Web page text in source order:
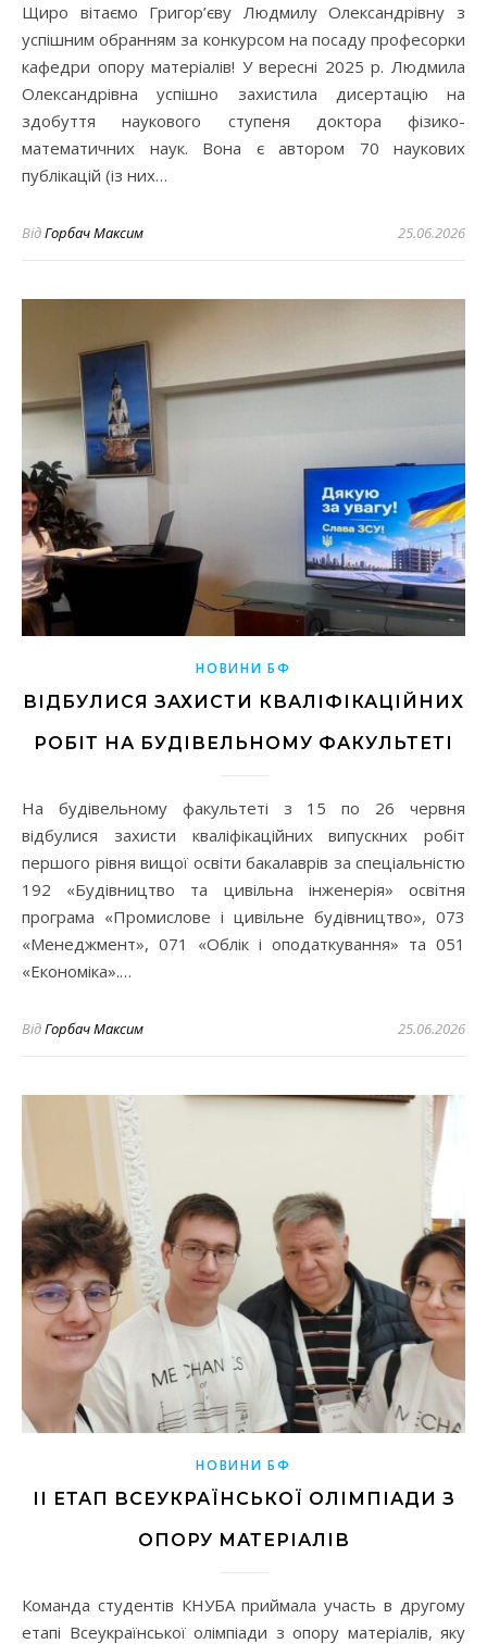
Щиро вітаємо Григор’єву Людмилу Олександрівну з
успішним обранням за конкурсом на посаду професорки
кафедри опору матеріалів! У вересні 2025 р. Людмила
Олександрівна успішно захистила дисертацію на
здобуття наукового ступеня доктора фізико-
математичних наук. Вона є автором 70 наукових
публікацій (із них…
ВідГорбач Максим 25.06.2026
НОВИНИ БФ
ВІДБУЛИСЯ ЗАХИСТИ КВАЛІФІКАЦІЙНИХ
РОБІТ НА БУДІВЕЛЬНОМУ ФАКУЛЬТЕТІ
На будівельному факультеті з 15 по 26 червня
відбулися захисти кваліфікаційних випускних робіт
першого рівня вищої освіти бакалаврів за спеціальністю
192 «Будівництво та цивільна інженерія» освітня
програма «Промислове і цивільне будівництво», 073
«Менеджмент», 071 «Облік і оподаткування» та 051
«Економіка».…
ВідГорбач Максим 25.06.2026
НОВИНИ БФ
ІІ ЕТАП ВСЕУКРАЇНСЬКОЇ ОЛІМПІАДИ З
ОПОРУ МАТЕРІАЛІВ
Команда студентів КНУБА приймала участь в другому
етапі Всеукраїнської олімпіади з опору матеріалів, яку